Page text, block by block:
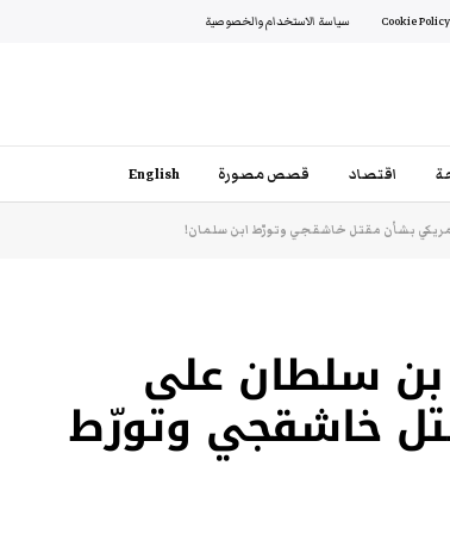
Cookie سياسة الاستخدام والخصوصية
اقتصاد قصص مصورة English
بشأن مقتل خاشقجي وتورّط ابن سلمان!
بن سلطان على
خاشقجي وتورّط